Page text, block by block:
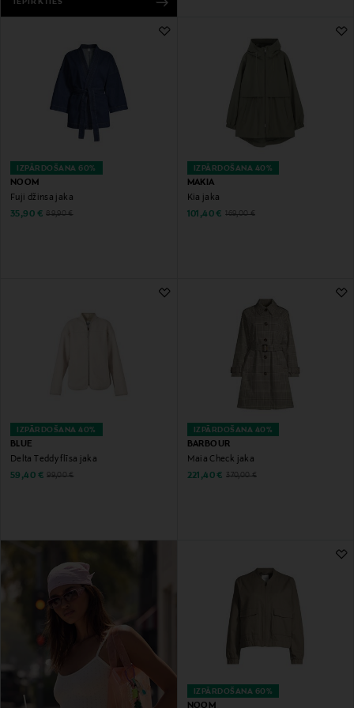
IEPIRKTIES
IZPĀRDOŠANA 60%
NOOM
Fuji džinsa jaka
Discounted Price
35,90 € Original Price
89,90 €
IZPĀRDOŠANA 40%
MAKIA
Kia jaka
Discounted Price
101,40 € Original Price
169,00 €
IZPĀRDOŠANA 40%
BLUE
Delta Teddy flīsa jaka
Discounted Price
59,40 € Original Price
99,00 €
IZPĀRDOŠANA 40%
BARBOUR
Maia Check jaka
Discounted Price
221,40 € Original Price
370,00 €
IZPĀRDOŠANA 60%
NOOM